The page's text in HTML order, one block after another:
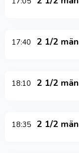
17:40 2 1/2 män
18:10 2 1/2 män
18:35 2 1/2 män